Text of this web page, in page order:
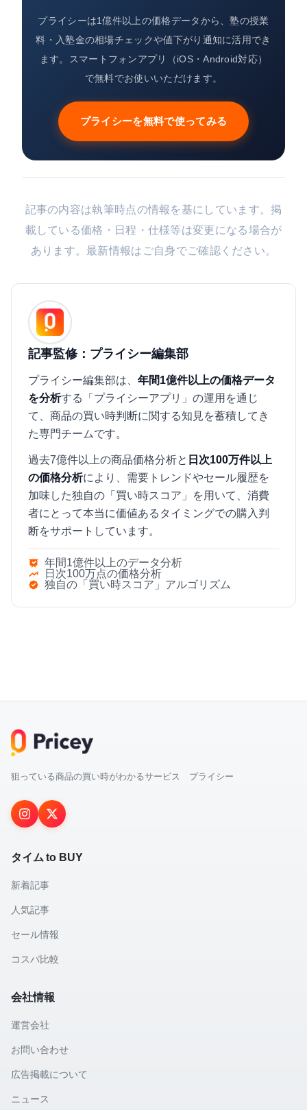
プライシーは1億件以上の価格データから、塾の授業
料・入塾金の相場チェックや値下がり通知に活用でき
ます。スマートフォンアプリ（iOS・Android対応）
で無料でお使いいただけます。
プライシーを無料で使ってみる
記事の内容は執筆時点の情報を基にしています。掲
載している価格・日程・仕様等は変更になる場合が
あります。最新情報はご自身でご確認ください。
記事監修：プライシー編集部
プライシー編集部は、 年間1億件以上の価格データ
を分析する「プライシーアプリ」の運用を通じ
て、商品の買い時判断に関する知見を蓄積してき
た専門チームです。
過去7億件以上の商品価格分析と 日次100万件以上
の価格分析により、需要トレンドやセール履歴を
加味した独自の「買い時スコア」を用いて、消費
者にとって本当に価値あるタイミングでの購入判
断をサポートしています。
年間1億件以上のデータ分析
日次100万点の価格分析
独自の「買い時スコア」アルゴリズム
狙っている商品の買い時がわかるサービス プライシー
タイム to BUY
新着記事
人気記事
セール情報
コスパ比較
会社情報
運営会社
お問い合わせ
広告掲載について
ニュース